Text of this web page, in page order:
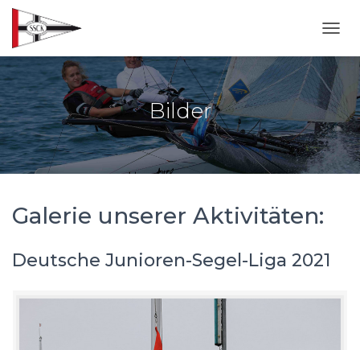
Bilder
Galerie unserer Aktivitäten:
Deutsche Junioren-Segel-Liga 2021